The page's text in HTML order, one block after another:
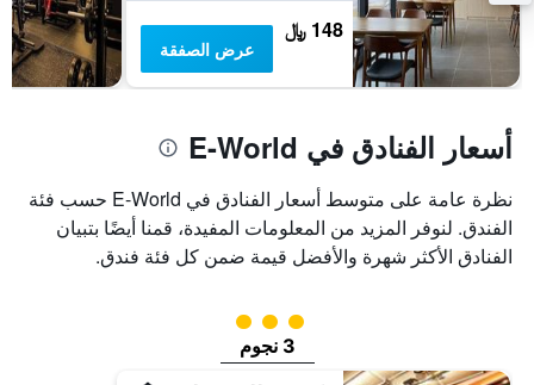
148 ﷼
عرض الصفقة
أسعار الفنادق في E-World
نظرة عامة على متوسط أسعار الفنادق في E-World حسب فئة
الفندق. لنوفر المزيد من المعلومات المفيدة، قمنا أيضًا بتبيان
الفنادق الأكثر شهرة والأفضل قيمة ضمن كل فئة فندق.
تقييم فئة 3
3 نجوم